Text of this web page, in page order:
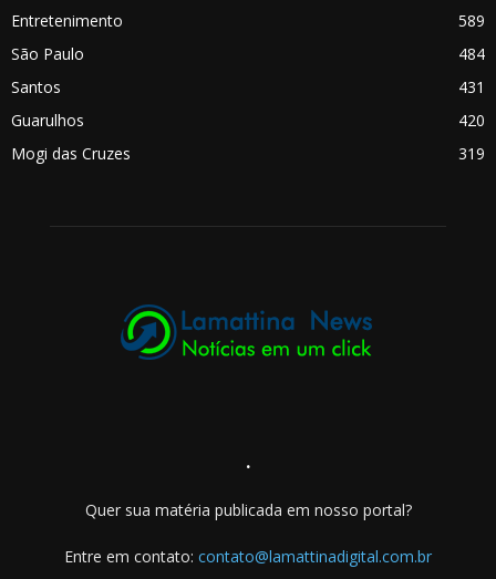
Entretenimento
589
São Paulo
484
Santos
431
Guarulhos
420
Mogi das Cruzes
319
.
Quer sua matéria publicada em nosso portal?
Entre em contato: contato@lamattinadigital.com.br